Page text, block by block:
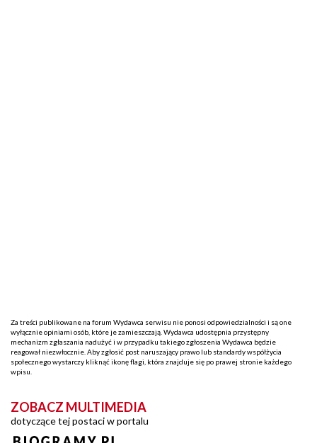
Za treści publikowane na forum Wydawca serwisu nie ponosi odpowiedzialności i są one
wyłącznie opiniami osób, które je zamieszczają. Wydawca udostępnia przystępny
mechanizm zgłaszania nadużyć i w przypadku takiego zgłoszenia Wydawca będzie
reagował niezwłocznie. Aby zgłosić post naruszający prawo lub standardy współżycia
społecznego wystarczy kliknąć ikonę flagi, która znajduje się po prawej stronie każdego
wpisu.
ZOBACZ MULTIMEDIA
dotyczące tej postaci w portalu